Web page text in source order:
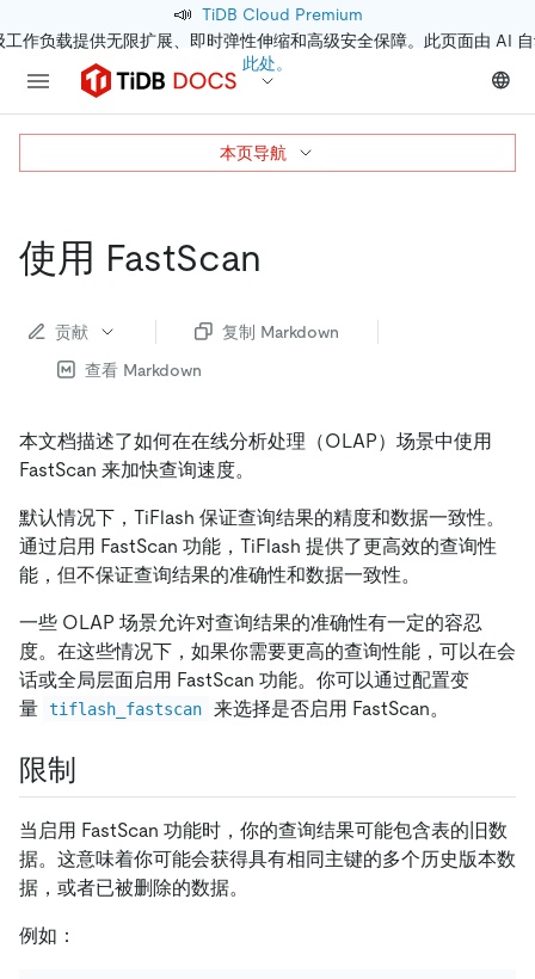
📣 TiDB Cloud Premium
作负载提供无限扩展、即时弹性伸缩和高级安全保障。此页面由 AI
此处。
使用 FastScan
贡献
复制 Markdown
查看 Markdown
本文档描述了如何在在线分析处理（OLAP）场景中使用
FastScan 来加快查询速度。
默认情况下，TiFlash 保证查询结果的精度和数据一致性。
通过启用 FastScan 功能，TiFlash 提供了更高效的查询性
能，但不保证查询结果的准确性和数据一致性。
一些 OLAP 场景允许对查询结果的准确性有一定的容忍
度。在这些情况下，如果你需要更高的查询性能，可以在会
话或全局层面启用 FastScan 功能。你可以通过配置变
量 tiflash_fastscan 来选择是否启用 FastScan。
限制
当启用 FastScan 功能时，你的查询结果可能包含表的旧数
据。这意味着你可能会获得具有相同主键的多个历史版本数
据，或者已被删除的数据。
例如：
本页导航